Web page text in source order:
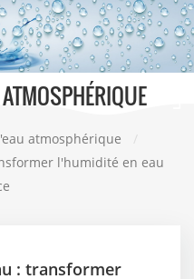
atmosphérique
/
l'humidité en eau
: transformer